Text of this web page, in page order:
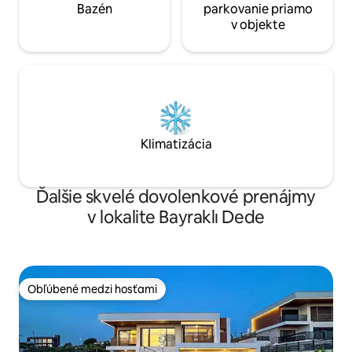
Bazén
parkovanie priamo
v objekte
Klimatizácia
Ďalšie skvelé dovolenkové prenájmy
v lokalite Bayraklı Dede
Obľúbené medzi hosťami
Obľúbené medzi hosťami